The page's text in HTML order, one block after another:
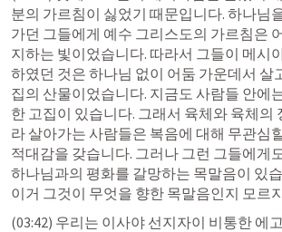
분의 가르침이 싫었기 때문입니다. 하나님
가던 그들에게 예수 그리스도의 가르침은
지하는 빛이었습니다. 따라서 그들이 메시
하였던 것은 하나님 없이 어둠 가운데서 살
집의 산물이었습니다. 지금도 사람들 안에
한 고집이 있습니다. 그래서 육체와 육체의
라 살아가는 사람들은 복음에 대해 무관심
적대감을 갖습니다. 그러나 그런 그들에게
하나님과의 평화를 갈망하는 목말음이 있
이거 그것이 무엇을 향한 목말음인지 모르
(03:42) 우리는 이사야 선지자이 비통한 에